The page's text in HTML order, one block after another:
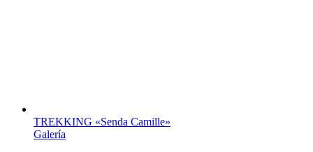
TREKKING «Senda Camille»
Galería